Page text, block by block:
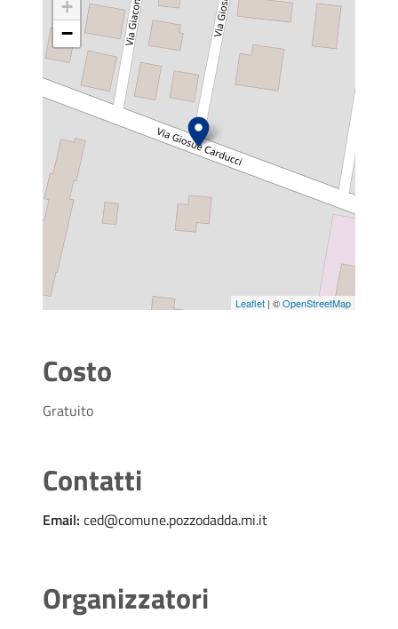
+
−
Leaflet | ©OpenStreetMap
Costo
Gratuito
Contatti
Email: ced@comune.pozzodadda.mi.it
Organizzatori